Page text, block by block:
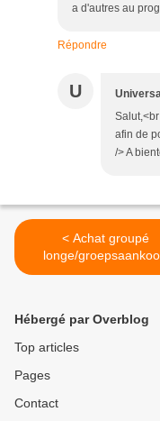
a d'autres au
Répondre
U
afin de
/> A
< Achat groupé
longe/
lanyard
Hébergé par Overblog
Top articles
Pages
Contact